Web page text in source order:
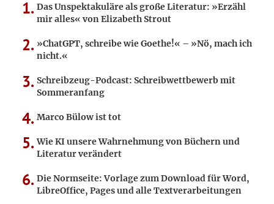
Das Unspektakuläre als große Literatur: »Erzähl
mir alles« von Elizabeth Strout
»ChatGPT, schreibe wie Goethe!« – »Nö, mach ich
nicht.«
Schreibzeug-Podcast: Schreibwettbewerb mit
Sommeranfang
Marco Bülow ist tot
Wie KI unsere Wahrnehmung von Büchern und
Literatur verändert
Die Normseite: Vorlage zum Download für Word,
LibreOffice, Pages und alle Textverarbeitungen